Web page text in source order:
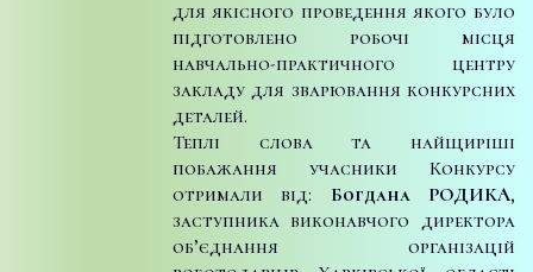
для якісного проведення якого було
підготовлено робочі місця
навчально-практичного центру
закладу для зварювання конкурсних
деталей.
Теплі слова та найщиріші
побажання учасники Конкурсу
отримали від: Богдана РОДИКА,
заступника виконавчого директора
об’єднання організацій